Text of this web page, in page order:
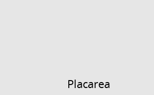
Placarea